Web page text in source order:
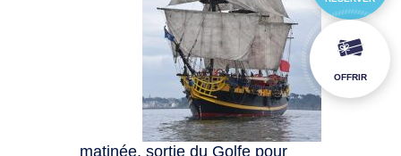
matinée, sortie du Golfe pour
OFFRIR